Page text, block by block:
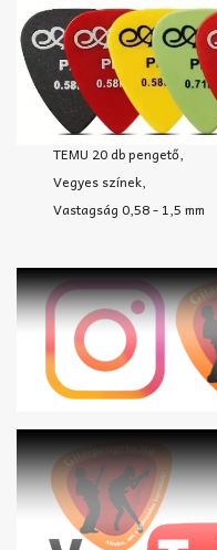
TEMU 20 db pengető,
Vegyes színek,
Vastagság 0,58 - 1,5 mm